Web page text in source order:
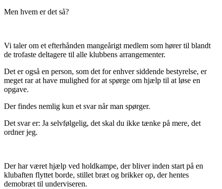
Men hvem er det så?
Vi taler om et efterhånden mangeårigt medlem som hører til blandt
de trofaste deltagere til alle klubbens arrangementer.
Det er også en person, som det for enhver siddende bestyrelse, er
meget rar at have mulighed for at spørge om hjælp til at løse en
opgave.
Der findes nemlig kun et svar når man spørger.
Det svar er: Ja selvfølgelig, det skal du ikke tænke på mere, det
ordner jeg.
Der har været hjælp ved holdkampe, der bliver inden start på en
klubaften flyttet borde, stillet bræt og brikker op, der hentes
demobræt til underviseren.